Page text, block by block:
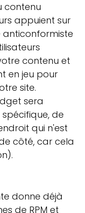
contenu
appuient sur
anticonformiste
contenu et
en jeu pour
site.
sera
de
qui n'est
côté, car cela
donne déjà
de RPM et